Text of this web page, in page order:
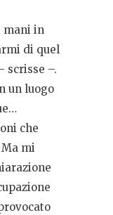
mani in
di quel
scrisse –.
un luogo
che
mi